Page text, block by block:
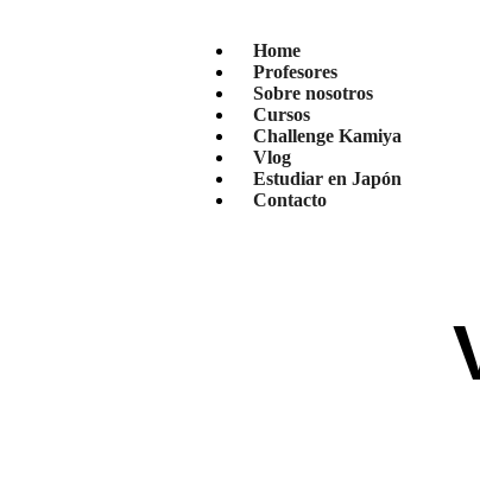
Home
Profesores
Sobre nosotros
Cursos
Challenge Kamiya
Vlog
Estudiar en Japón
Contacto